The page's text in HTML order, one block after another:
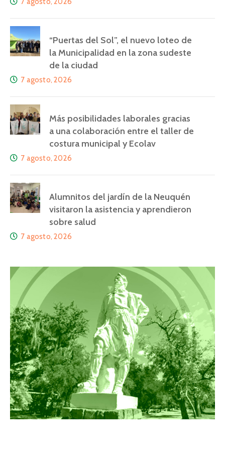
“Puertas del Sol”, el nuevo loteo de
la Municipalidad en la zona sudeste
de la ciudad
7 agosto, 2026
Más posibilidades laborales gracias
a una colaboración entre el taller de
costura municipal y Ecolav
7 agosto, 2026
Alumnitos del jardín de la Neuquén
visitaron la asistencia y aprendieron
sobre salud
7 agosto, 2026